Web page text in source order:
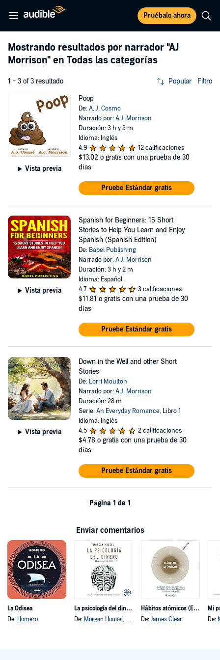
Pruébalo ahora
Mostrando resultados por narrador "AJ
Morrison" en Todas las categorías
1 - 3 of 3 resultado Popular Filtro
Vista previa
Poop
De:A. J. Cosmo
Narrado por:A.J. Morrison
Duración: 3 h y 3 m
Idioma: Inglés
4.9
12 calificaciones
$13.02 o gratis con una prueba de 30
días
Pruebe Estándar gratis
Vista previa
Spanish for Beginners: 15 Short
Stories to Help You Learn and Enjoy
Spanish (Spanish Edition)
De: Babel Publishing
Narrado por:A.J. Morrison
Duración: 3 h y 2 m
Idioma: Español
4.7
3 calificaciones
$11.81 o gratis con una prueba de 30
días
Pruebe Estándar gratis
Vista previa
Down in the Well and other Short
Stories
De: Lorri Moulton
Narrado por:A.J. Morrison
Duración: 28 m
Serie:An Everyday Romance, Libro 1
Idioma: Inglés
4.5
2 calificaciones
$4.78 o gratis con una prueba de 30
días
Pruebe Estándar gratis
Página 1 de 1
Enviar comentarios
La Odisea
De: Homero
La psicología del dinero
De: Morgan Housel, y otros
Hábitos atómicos (Español neutro)
De: James Clear
Mi
De: